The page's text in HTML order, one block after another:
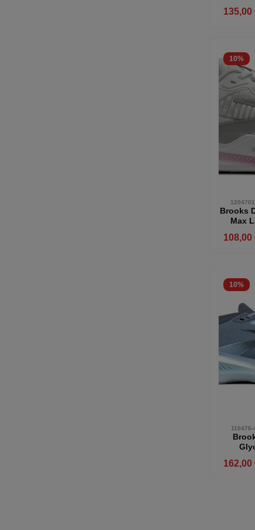
135,00
10%
Brooks
Max
108,00
10%
110476-
blau-
162,00